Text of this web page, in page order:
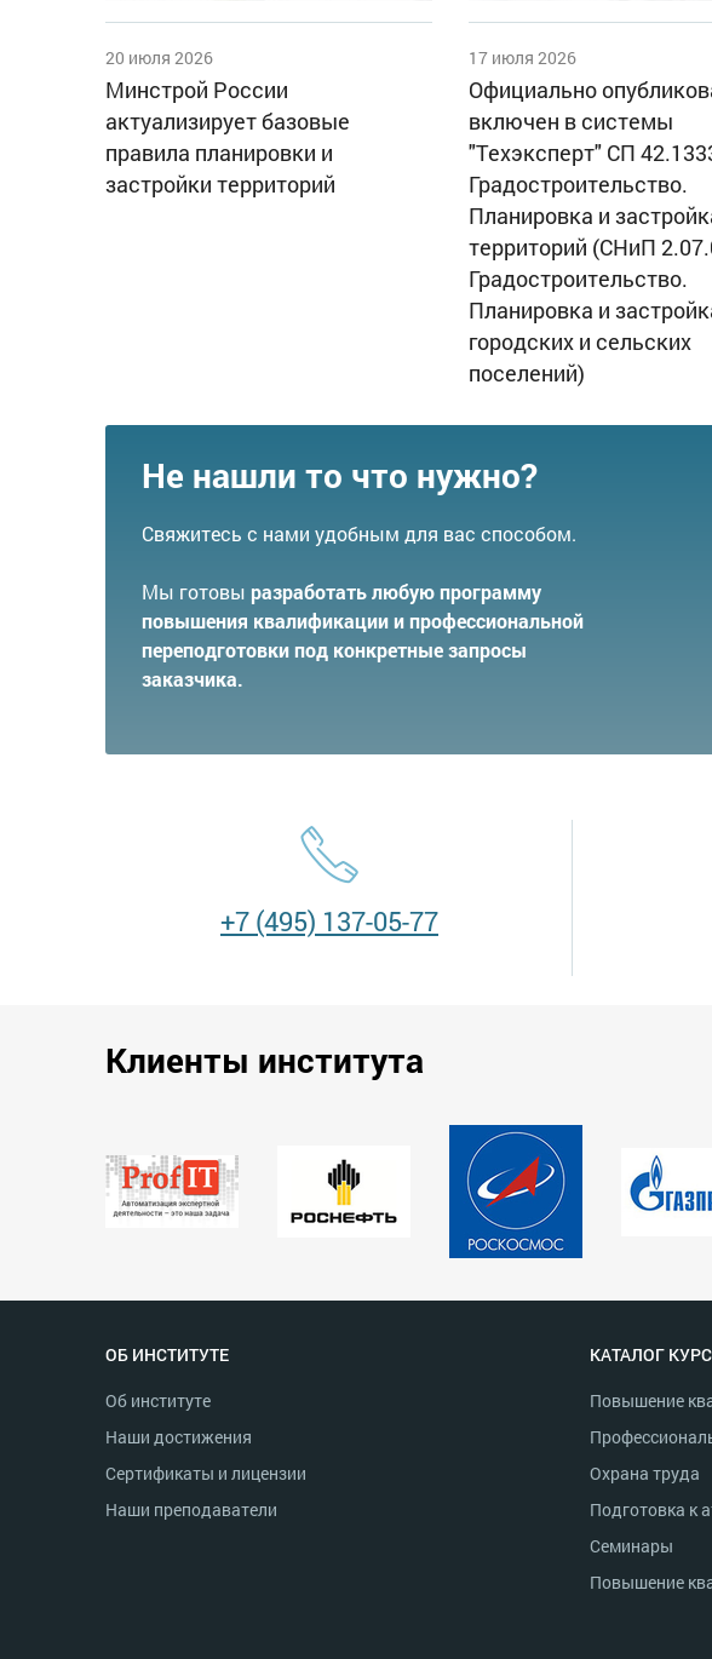
20 июля 2026
Минстрой России
актуализирует базовые
правила планировки и
застройки территорий
17 июля 2026
Официально
включен в системы
"Техэксперт" СП
Градостроительство.
Планировка и
территорий (СНиП
Градостроительство.
Планировка и
городских и сельских
поселений)
Не нашли то что нужно?
Свяжитесь с нами удобным для вас способом.
Мы готовы разработать любую программу
повышения квалификации и профессиональной
переподготовки под конкретные запросы
заказчика.
+7 (495) 137-05-77
Клиенты института
ОБ ИНСТИТУТЕ
Об институте
Наши достижения
Сертификаты и лицензии
Наши преподаватели
КАТАЛОГ
Повышение
Охрана труда
Подготовка к
Семинары
Повышение